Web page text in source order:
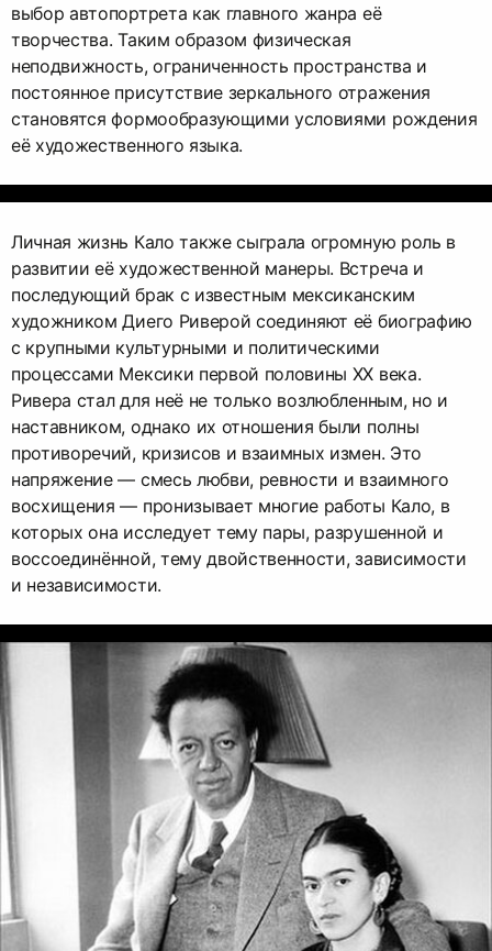
выбор автопортрета как главного жанра её
творчества. Таким образом физическая
неподвижность, ограниченность пространства и
постоянное присутствие зеркального отражения
становятся формообразующими условиями рождения
её художественного языка.
Личная жизнь Кало также сыграла огромную роль в
развитии её художественной манеры. Встреча и
последующий брак с известным мексиканским
художником Диего Риверой соединяют её биографию
с крупными культурными и политическими
процессами Мексики первой половины XX века.
Ривера стал для неё не только возлюбленным, но и
наставником, однако их отношения были полны
противоречий, кризисов и взаимных измен. Это
напряжение — смесь любви, ревности и взаимного
восхищения — пронизывает многие работы Кало, в
которых она исследует тему пары, разрушенной и
воссоединённой, тему двойственности, зависимости
и независимости.